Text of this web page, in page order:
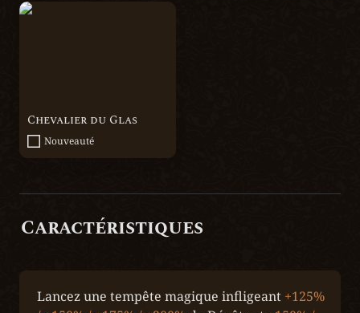
Chevalier du Glas
Chevalier du Glas
Nouveauté
Caractéristiques
Lancez une tempête magique infligeant +125%